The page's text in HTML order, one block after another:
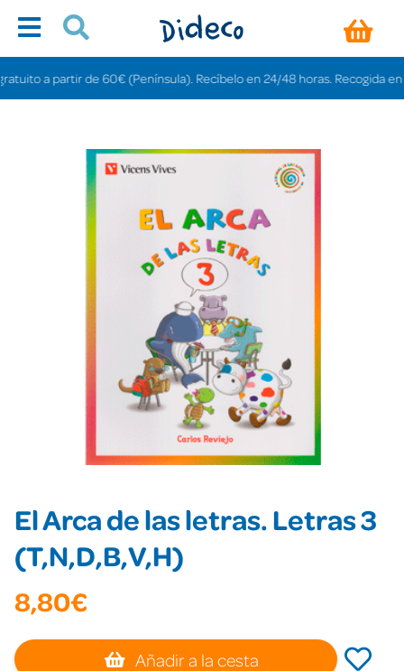
a partir de 60€ (Península). Recíbelo en 24/48 horas. Recogida en
El Arca de las letras. Letras 3
(T,N,D,B,V,H)
8,80€
Añadir a la cesta